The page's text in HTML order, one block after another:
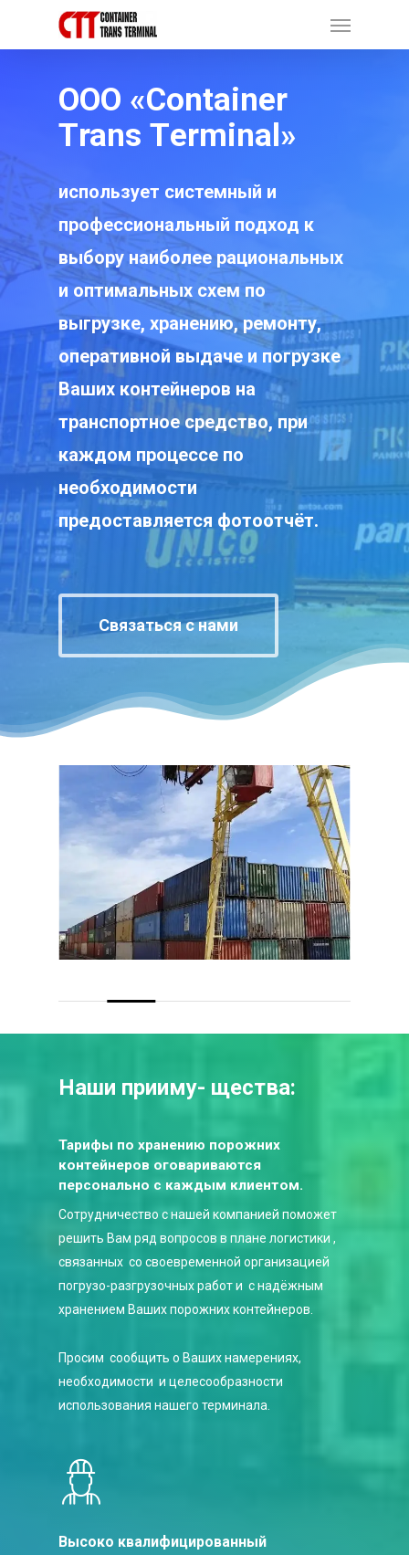
ООО «Сontainer
Тrans Тerminal»
использует системный и
профессиональный подход к
выбору наиболее рациональных
и оптимальных схем по
выгрузке, хранению, ремонту,
оперативной выдаче и погрузке
Ваших контейнеров на
транспортное средство, при
каждом процессе по
необходимости
предоставляется фотоотчёт.
Связаться с нами
Наши прииму- щества:
Тарифы по хранению порожних
контейнеров оговариваются
персонально с каждым клиентом.
Сотрудничество с нашей компанией поможет
решить Вам ряд вопросов в плане логистики ,
связанных со своевременной организацией
погрузо-разгрузочных работ и с надёжным
хранением Ваших порожних контейнеров.
Просим сообщить о Ваших намерениях,
необходимости и целесообразности
использования нашего терминала.
Высоко квалифицированный